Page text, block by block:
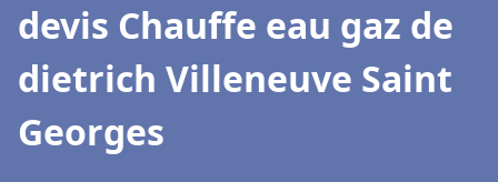
devis Chauffe eau gaz de
dietrich Villeneuve Saint
Georges